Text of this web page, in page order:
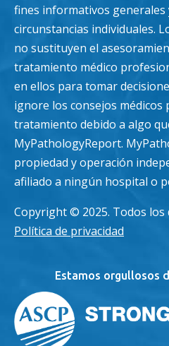
fines informativos generales
circunstancias individuales.
no sustituyen el
tratamiento médico
en ellos para tomar
ignore los consejos
tratamiento debido a algo
MyPathologyReport.
propiedad y operación
afiliado a ningún hospital o
Copyright © 2025. Todos los
Política de privacidad
Estamos orgullosos